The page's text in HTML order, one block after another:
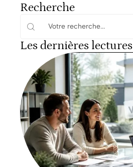
Recherche
Les dernières lectures